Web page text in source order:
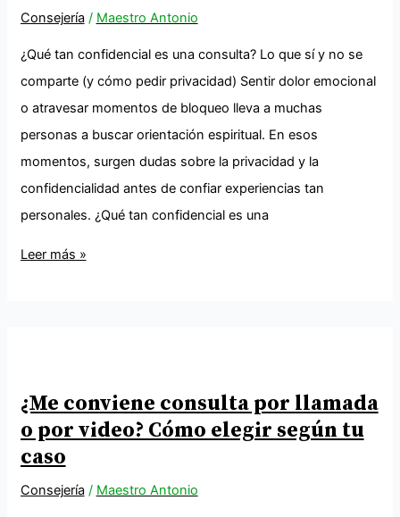
Consejería / Maestro Antonio
¿Qué tan confidencial es una consulta? Lo que sí y no se
comparte (y cómo pedir privacidad) Sentir dolor emocional
o atravesar momentos de bloqueo lleva a muchas
personas a buscar orientación espiritual. En esos
momentos, surgen dudas sobre la privacidad y la
confidencialidad antes de confiar experiencias tan
personales. ¿Qué tan confidencial es una
Leer más »
¿Me conviene consulta por llamada
o por video? Cómo elegir según tu
caso
Consejería / Maestro Antonio